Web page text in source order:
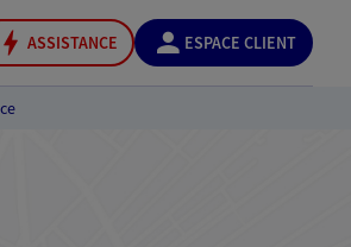
ASSISTANCE ESPACE CLIENT